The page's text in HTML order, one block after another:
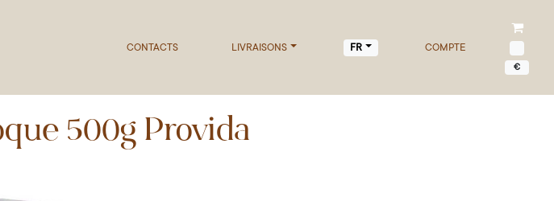
CONTACTS LIVRAISONS FR COMPTE
€
500g Provida